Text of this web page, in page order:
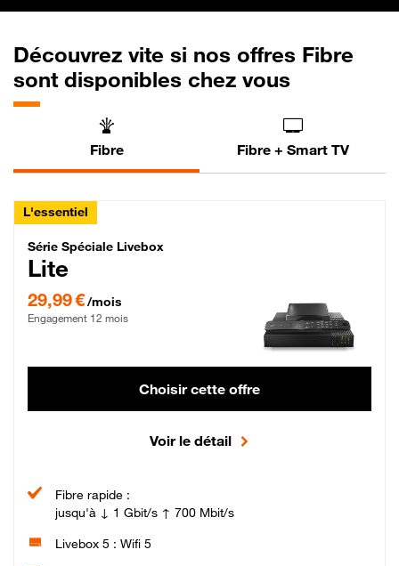
Découvrez vite si nos offres Fibre
sont disponibles chez vous
Fibre Fibre + Smart TV
L'essentiel
Série Spéciale Livebox Lite Fibre
Série Spéciale Livebox
Lite
29,99 €/mois
Engagement 12 mois
Choisir cette offre
Voir le détail
Fibre rapide :
jusqu'à ↓ 1 Gbit/s ↑ 700 Mbit/s
Livebox 5 : Wifi 5